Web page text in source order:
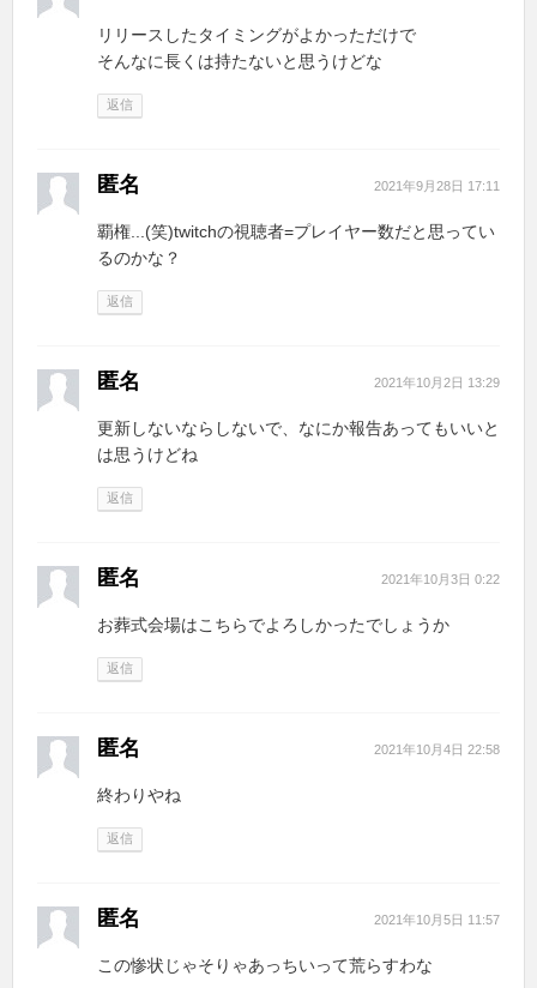
リリースしたタイミングがよかっただけで
そんなに長くは持たないと思うけどな
返信
匿名 2021年9月28日 17:11
覇権...(笑)twitchの視聴者=プレイヤー数だと思ってい
るのかな？
返信
匿名 2021年10月2日 13:29
更新しないならしないで、なにか報告あってもいいと
は思うけどね
返信
匿名 2021年10月3日 0:22
お葬式会場はこちらでよろしかったでしょうか
返信
匿名 2021年10月4日 22:58
終わりやね
返信
匿名 2021年10月5日 11:57
この惨状じゃそりゃあっちいって荒らすわな